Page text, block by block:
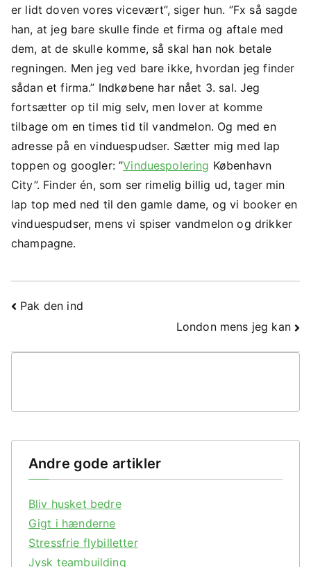
er lidt doven vores vicevært”, siger hun. ”Fx så sagde
han, at jeg bare skulle finde et firma og aftale med
dem, at de skulle komme, så skal han nok betale
regningen. Men jeg ved bare ikke, hvordan jeg finder
sådan et firma.” Indkøbene har nået 3. sal. Jeg
fortsætter op til mig selv, men lover at komme
tilbage om en times tid til vandmelon. Og med en
adresse på en vinduespudser. Sætter mig med lap
toppen og googler: ”Vinduespolering København
City”. Finder én, som ser rimelig billig ud, tager min
lap top med ned til den gamle dame, og vi booker en
vinduespudser, mens vi spiser vandmelon og drikker
champagne.
Indlægsnavigation
Pak den ind
London mens jeg kan
Andre gode artikler
Bliv husket bedre
Gigt i hænderne
Stressfrie flybilletter
Jysk teambuilding